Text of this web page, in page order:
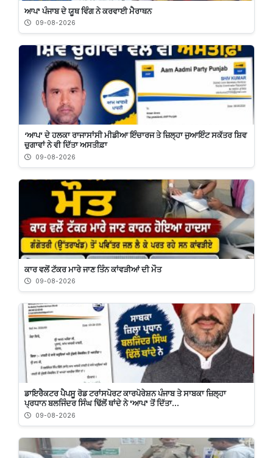
ਆਪ' ਪੰਜਾਬ ਦੇ ਯੂਥ ਵਿੰਗ ਨੇ ਕਰਵਾਈ ਮੈਰਾਥਨ
09-08-2026
‘ਆਪ’ ਦੇ ਹਲਕਾ ਰਾਜਾਸਾਂਸੀ ਮੀਡੀਆ ਇੰਚਾਰਜ ਤੇ ਜ਼ਿਲ੍ਹਾ ਜੁਆਇੰਟ ਸਕੱਤਰ ਸ਼ਿਵ
ਚੁਗਾਵਾਂ ਨੇ ਵੀ ਦਿੱਤਾ ਅਸਤੀਫ਼ਾ
09-08-2026
ਕਾਰ ਵਲੋਂ ਟੱਕਰ ਮਾਰੇ ਜਾਣ ਤਿੰਨ ਕਾਂਵੜੀਆਂ ਦੀ ਮੌਤ
09-08-2026
ਡਾਇਰੈਕਟਰ ਪੈਪਸੂ ਰੋਡ ਟਰਾਂਸਪੋਰਟ ਕਾਰਪੋਰੇਸ਼ਨ ਪੰਜਾਬ ਤੇ ਸਾਬਕਾ ਜ਼ਿਲ੍ਹਾ
ਪ੍ਰਧਾਨ ਬਲਜਿੰਦਰ ਸਿੰਘ ਢਿੱਲੋਂ ਥਾਂਦੇ ਨੇ 'ਆਪ' ਤੋਂ ਦਿੱਤਾ...
09-08-2026